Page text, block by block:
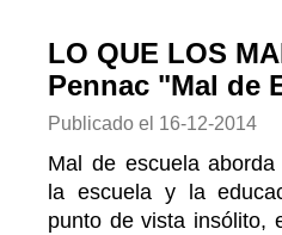
LO QUE LOS
Pennac "Mal de
Publicado el 16-12-2014
Mal de escuela
la escuela y la
punto de vista insólito,